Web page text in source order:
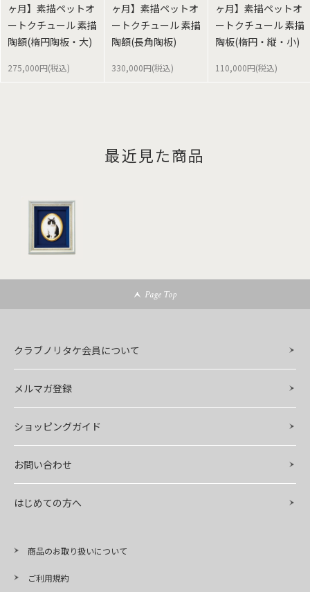
ヶ月】素描ペットオ
ートクチュール 素描
陶額(楕円陶板・大)
275,000円(税込)
ヶ月】素描ペットオ
ートクチュール 素描
陶額(長角陶板)
330,000円(税込)
ヶ月】素描ペットオ
ートクチュール 素描
陶板(楕円・縦・小)
110,000円(税込)
最近見た商品
Page Top
クラブノリタケ会員について
メルマガ登録
ショッピングガイド
お問い合わせ
はじめての方へ
商品のお取り扱いについて
ご利用規約